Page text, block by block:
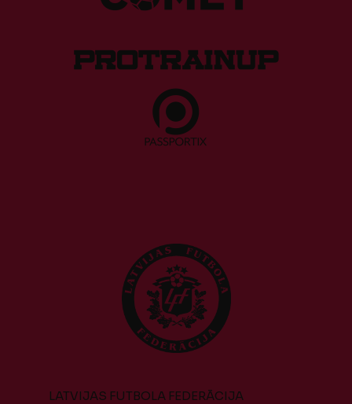
LATVIJAS FUTBOLA FEDERĀCIJA